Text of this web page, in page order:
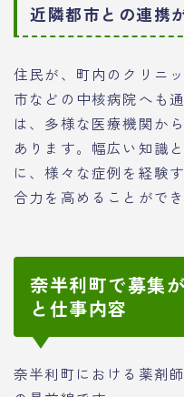
近隣都市との連携
住民が、町内のクリニ
市などの中核病院へも
は、多様な医療機関か
あります。幅広い知識
に、様々な症例を経験
合力を高めることができ
奈半利町で募集
と仕事内容
奈半利町における薬剤